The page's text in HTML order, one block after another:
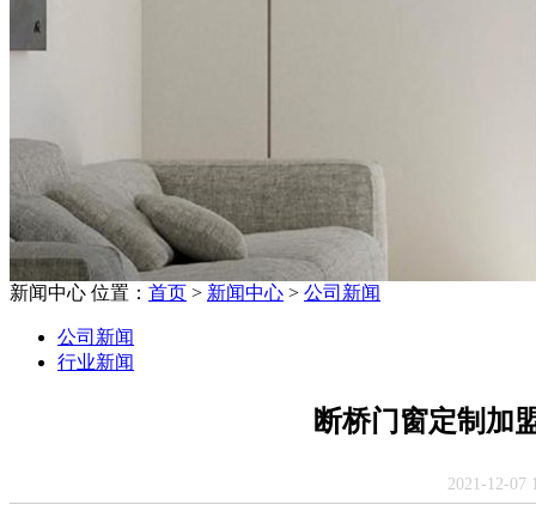
新闻中心 位置： 首页 > 新闻中心 > 公司新闻
公司新闻
行业新闻
断桥门窗定制加
2021-12-